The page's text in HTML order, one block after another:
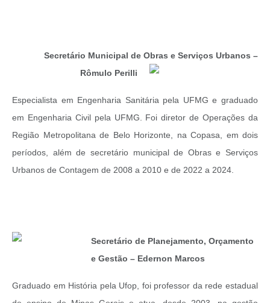
Secretário Municipal de Obras e Serviços Urbanos –
Rômulo Perilli
Especialista em Engenharia Sanitária pela UFMG e graduado
em Engenharia Civil pela UFMG. Foi diretor de Operações da
Região Metropolitana de Belo Horizonte, na Copasa, em dois
períodos, além de secretário municipal de Obras e Serviços
Urbanos de Contagem de 2008 a 2010 e de 2022 a 2024.
Secretário de Planejamento, Orçamento
e Gestão – Edernon Marcos
Graduado em História pela Ufop, foi professor da rede estadual